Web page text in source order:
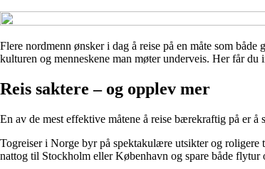
Flere nordmenn ønsker i dag å reise på en måte som
kulturen og menneskene man møter underveis. Her får
Reis saktere – og opplev mer
En av de mest effektive måtene å reise bærekraftig på er
Togreiser i Norge byr på spektakulære utsikter og roligere
nattog til Stockholm eller København og spare både